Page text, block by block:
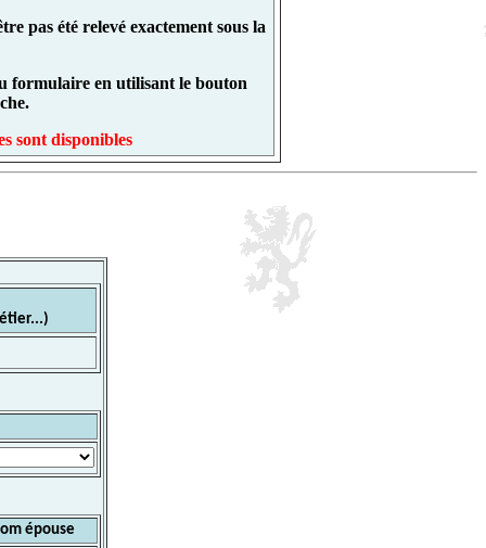
pas été relevé exactement sous la
formulaire en utilisant le bouton
sont disponibles
épouse